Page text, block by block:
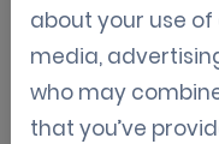
Oct 08, 2020
about your use
media,
who may
that you’ve